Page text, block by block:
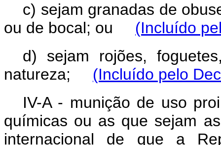
c) sejam granadas de
ou de bocal; ou (Incluído
d) sejam rojões,
natureza; (Incluído pelo
IV-A - munição de uso
químicas ou as que sejam
internacional de que a